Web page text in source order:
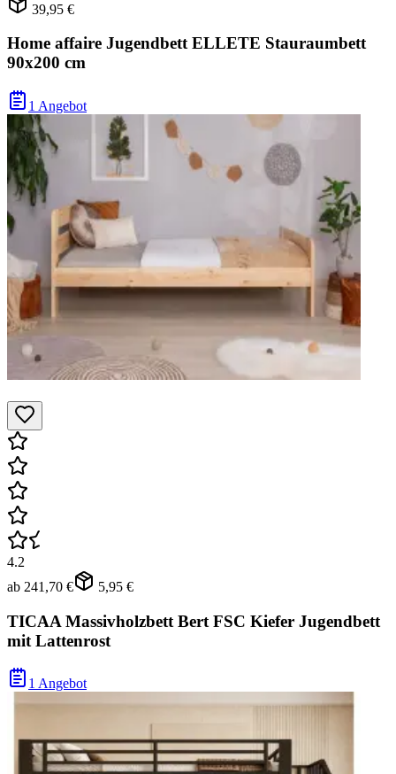
39,95 €
Home affaire Jugendbett ELLETE Stauraumbett
90x200 cm
1 Angebot
4.2
ab 241,70 € 5,95 €
TICAA Massivholzbett Bert FSC Kiefer Jugendbett
mit Lattenrost
1 Angebot